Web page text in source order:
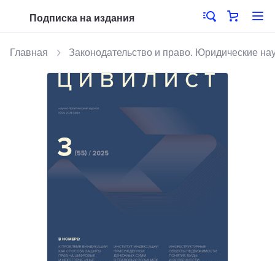
Подписка на издания
Главная Законодательство и право. Юридические